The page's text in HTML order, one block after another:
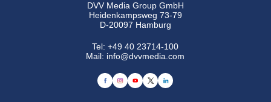
DVV Media Group GmbH
Heidenkampsweg 73-79
D-20097 Hamburg
Tel:+49 40 23714-100
Mail: info@dvvmedia.com